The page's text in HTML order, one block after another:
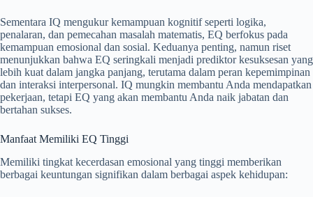
Sementara IQ mengukur kemampuan kognitif seperti logika,
penalaran, dan pemecahan masalah matematis, EQ berfokus pada
kemampuan emosional dan sosial. Keduanya penting, namun riset
menunjukkan bahwa EQ seringkali menjadi prediktor kesuksesan yang
lebih kuat dalam jangka panjang, terutama dalam peran kepemimpinan
dan interaksi interpersonal. IQ mungkin membantu Anda mendapatkan
pekerjaan, tetapi EQ yang akan membantu Anda naik jabatan dan
bertahan sukses.
Manfaat Memiliki EQ Tinggi
Memiliki tingkat kecerdasan emosional yang tinggi memberikan
berbagai keuntungan signifikan dalam berbagai aspek kehidupan: